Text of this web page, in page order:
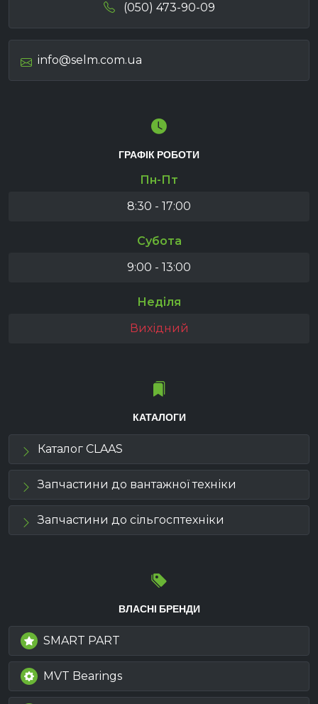
(050) 473-90-09
info@selm.com.ua
ГРАФІК РОБОТИ
Пн-Пт
8:30 - 17:00
Субота
9:00 - 13:00
Неділя
Вихідний
КАТАЛОГИ
Каталог CLAAS
Запчастини до вантажної техніки
Запчастини до сільгосптехніки
ВЛАСНІ БРЕНДИ
SMART PART
MVT Bearings